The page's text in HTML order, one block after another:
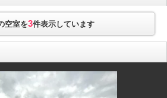
空室を3件表示しています